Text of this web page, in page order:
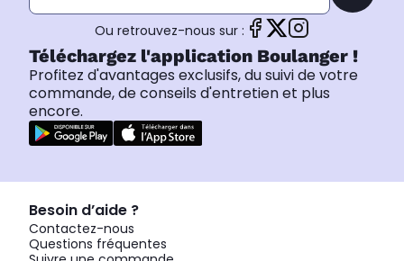
Ou retrouvez-nous sur :
Téléchargez l'application Boulanger !
Profitez d'avantages exclusifs, du suivi de votre
commande, de conseils d'entretien et plus
encore.
Besoin d’aide ?
Contactez-nous
Questions fréquentes